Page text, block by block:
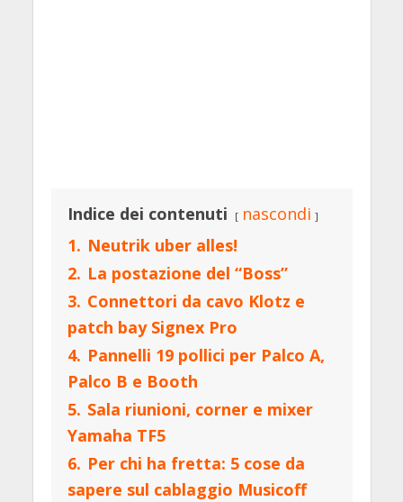
Indice dei contenuti
nascondi
1. Neutrik uber alles!
2. La postazione del “Boss”
3. Connettori da cavo Klotz e
patch bay Signex Pro
4. Pannelli 19 pollici per Palco A,
Palco B e Booth
5. Sala riunioni, corner e mixer
Yamaha TF5
6. Per chi ha fretta: 5 cose da
sapere sul cablaggio Musicoff